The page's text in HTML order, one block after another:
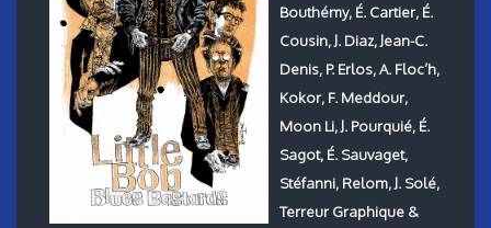
Bouthémy, É. Cartier, É.
Cousin, J. Diaz, Jean-C.
Denis, P. Erlos, A. Floc’h,
Kokor, F. Meddour,
Moon Li, J. Pourquié, É.
Sagot, É. Sauvaget,
Stéfanni, Relom, J. Solé,
Terreur Graphique &